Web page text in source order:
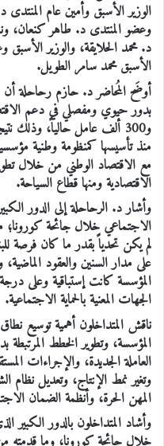
الوزير الأسبق وأمين عام
وعضو المنتدى د. طاهر كنعان،
د. محمد الحلايقة، والوزير
الأسبق محمد سامر الطويل.
أوضَح المُحاضر د. حازم رحاحلة أن
بدور حيوي ومفصلي في دعم
و300 ألف عامل حالياً، وذلك
منذ تأسيسها كمنظومة وطنية
مع الاقتصاد الوطني من خلال
الاقتصادية ومنها قطاع السياحة.
وأشار د. الرحاحلة إلى الدور
الاجتماعي خلال جائحة كورونا؛
لم يكن تحدياً بقدر ما كان فرصة
على مدار السنين والعقود الماضية،
المؤسسة كانت إستباقية وعلى
الجهات المعنية بالحماية الاجتماعية.
ناقش المتداخلون أهمية توسيع
المؤسسة، وتطوير الخطط
العاملة الجديدة، والإجراءات
وتغير نمط الإنتاج، وتعديل
المهن الحرة، وأنظمة الضمان
وأشاد المتداخلون بالدور